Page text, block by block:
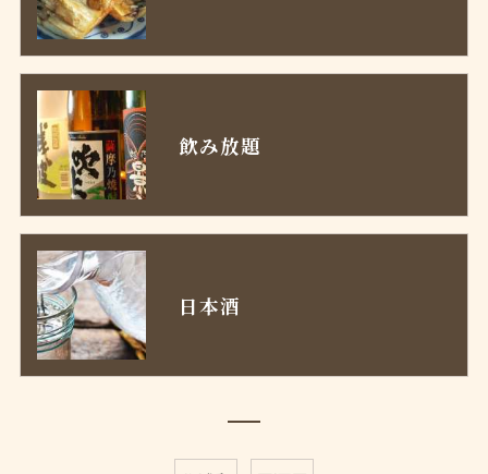
飲み放題
日本酒